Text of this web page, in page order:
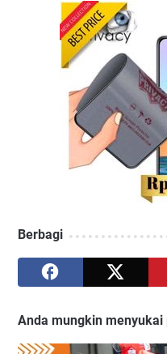
Berbagi
Anda mungkin menyukai